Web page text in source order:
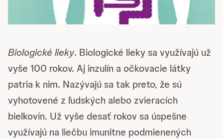
Biologické lieky. Biologické lieky sa využívajú už
vyše 100 rokov. Aj inzulín a očkovacie látky
patria k nim. Nazývajú sa tak preto, že sú
vyhotovené z ľudských alebo zvieracích
bielkovín. Už vyše desať rokov sa úspešne
využívajú na liečbu imunitne podmienených